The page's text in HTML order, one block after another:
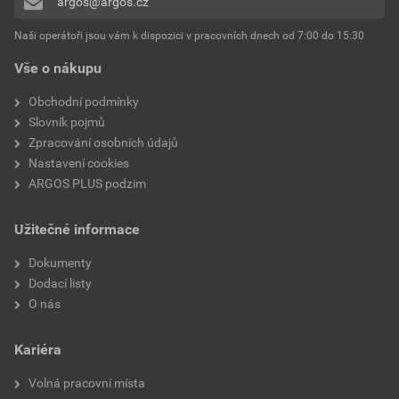
Tvar příruby Tvar kroužku
S průzorem
Přidávat hodnocení může pouze přihlášený uživatel.
Vše o nákupu
Obchodní podmínky
Slovník pojmů
Zpracování osobních údajů
Nastavení cookies
ARGOS PLUS podzim
Užitečné informace
Dokumenty
Dodací listy
O nás
Kariéra
Volná pracovní místa
Naši operátoři jsou vám k dispozici v pracovních dnech od 7:00 do 15:30